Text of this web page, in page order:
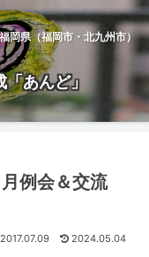
岡県（福岡市・北九州市）
あんど」
例会＆交流
2017.07.09 2024.05.04